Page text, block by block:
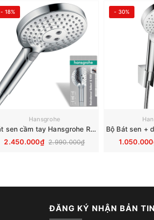
- 18%
Hansgrohe
Bát sen cầm tay Hansgrohe Raindance Select S 120 3jet 26530000
2.450.000₫ 2.990.000₫
- 30%
ĐĂNG KÝ NHẬN BẢN TIN